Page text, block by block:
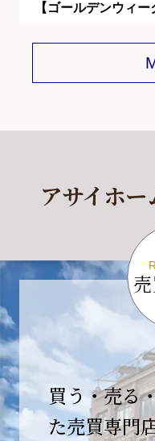
【ゴールデンウィー
平素は格別のご愛顧
下記期間をゴールデ
休業期間中に頂き
2026年5月7日(木)
ご不便をおかけい
よろしくお願いいた
2026-04-17
【臨時休業のお知ら
平素より格別のご愛
ございます。
アサイホ
買う・売る
た売買専門